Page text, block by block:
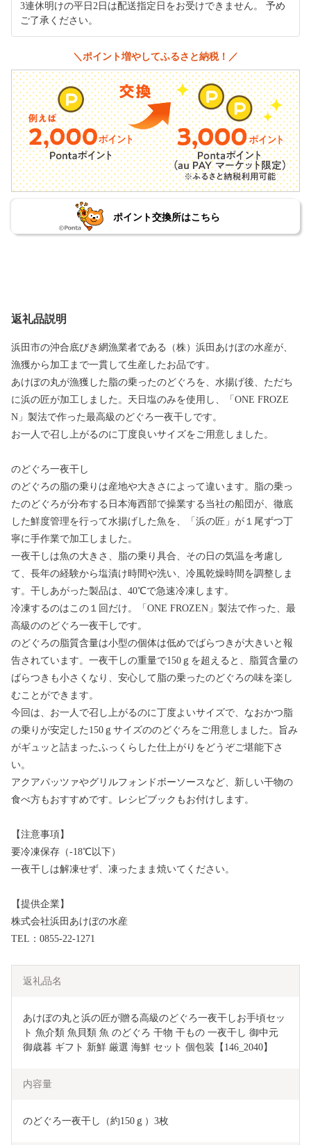
3連休明けの平日2日は配送指定日をお受けできません。 予め
ご了承ください。
＼ポイント増やしてふるさと納税！／
ポイント交換所はこちら
返礼品説明
浜田市の沖合底びき網漁業者である（株）浜田あけぼの水産が、
漁獲から加工まで一貫して生産したお品です。
あけぼの丸が漁獲した脂の乗ったのどぐろを、水揚げ後、ただち
に浜の匠が加工しました。天日塩のみを使用し、「ONE FROZE
N」製法で作った最高級のどぐろ一夜干しです。
お一人で召し上がるのに丁度良いサイズをご用意しました。
のどぐろ一夜干し
のどぐろの脂の乗りは産地や大きさによって違います。脂の乗っ
たのどぐろが分布する日本海西部で操業する当社の船団が、徹底
した鮮度管理を行って水揚げした魚を、「浜の匠」が１尾ずつ丁
寧に手作業で加工しました。
一夜干しは魚の大きさ、脂の乗り具合、その日の気温を考慮し
て、長年の経験から塩漬け時間や洗い、冷風乾燥時間を調整しま
す。干しあがった製品は、40℃で急速冷凍します。
冷凍するのはこの１回だけ。「ONE FROZEN」製法で作った、最
高級ののどぐろ一夜干しです。
のどぐろの脂質含量は小型の個体は低めでばらつきが大きいと報
告されています。一夜干しの重量で150ｇを超えると、脂質含量の
ばらつきも小さくなり、安心して脂の乗ったのどぐろの味を楽し
むことができます。
今回は、お一人で召し上がるのに丁度よいサイズで、なおかつ脂
の乗りが安定した150ｇサイズののどぐろをご用意しました。旨み
がギュッと詰まったふっくらした仕上がりをどうぞご堪能下さ
い。
アクアパッツァやグリルフォンドボーソースなど、新しい干物の
食べ方もおすすめです。レシピブックもお付けします。
【注意事項】
要冷凍保存（-18℃以下）
一夜干しは解凍せず、凍ったまま焼いてください。
【提供企業】
株式会社浜田あけぼの水産
TEL：0855-22-1271
返礼品名
あけぼの丸と浜の匠が贈る高級のどぐろ一夜干しお手頃セッ
ト 魚介類 魚貝類 魚 のどぐろ 干物 干もの 一夜干し 御中元
御歳暮 ギフト 新鮮 厳選 海鮮 セット 個包装【146_2040】
内容量
のどぐろ一夜干し（約150ｇ）3枚